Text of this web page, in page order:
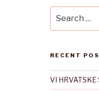
for:
RECENT
VI HRVATSKE